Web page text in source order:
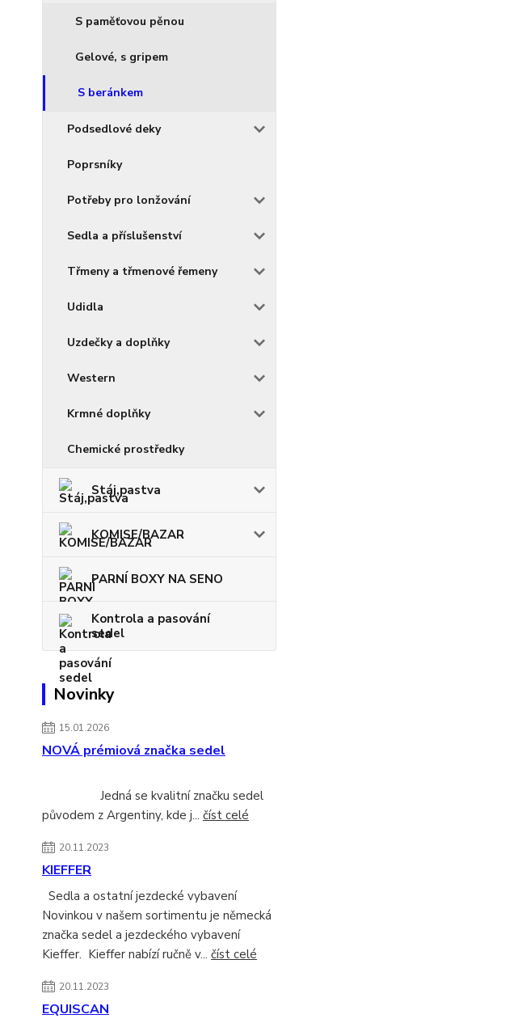
S paměťovou pěnou
Gelové, s gripem
S beránkem
Podsedlové deky
Poprsníky
Potřeby pro lonžování
Sedla a příslušenství
Třmeny a třmenové řemeny
Udidla
Uzdečky a doplňky
Western
Krmné doplňky
Chemické prostředky
Stáj,pastva
KOMISE/BAZAR
PARNÍ BOXY NA SENO
Kontrola a pasování
sedel
Novinky
15.01.2026
NOVÁ prémiová značka sedel
Jedná se kvalitní značku sedel
původem z Argentiny, kde j... číst celé
20.11.2023
KIEFFER
Sedla a ostatní jezdecké vybavení
Novinkou v našem sortimentu je německá
značka sedel a jezdeckého vybavení
Kieffer. Kieffer nabízí ručně v... číst celé
20.11.2023
EQUISCAN